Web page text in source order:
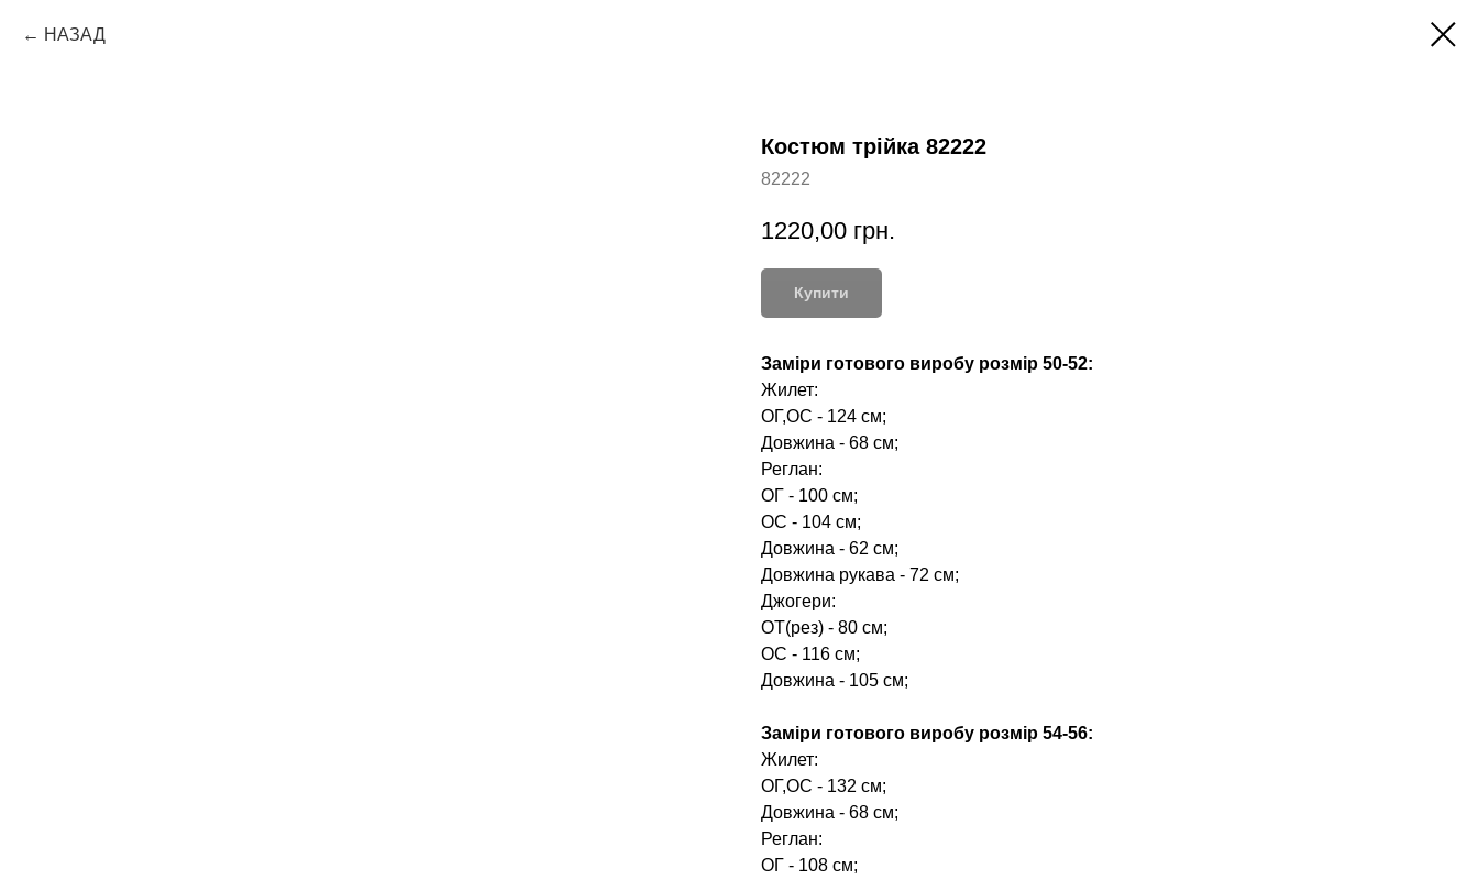
НАЗАД
Костюм трійка 82222
82222
1220,00 грн.
Купити
Заміри готового виробу розмір 50-52:
Жилет:
ОГ,ОС - 124 см;
Довжина - 68 см;
Реглан:
ОГ - 100 см;
ОС - 104 см;
Довжина - 62 см;
Довжина рукава - 72 см;
Джогери:
ОТ(рез) - 80 см;
ОС - 116 см;
Довжина - 105 см;
Заміри готового виробу розмір 54-56:
Жилет:
ОГ,ОС - 132 см;
Довжина - 68 см;
Реглан:
ОГ - 108 см;